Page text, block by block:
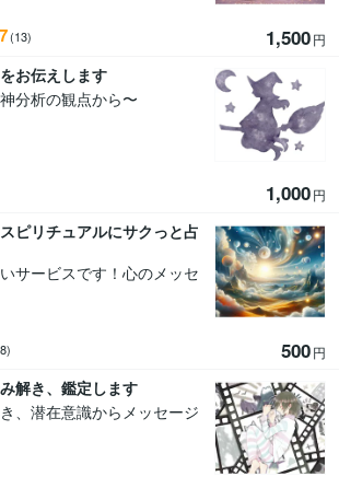
(13) 1,500円
お伝えします
分析の観点から〜
1,000円
ピリチュアルにサクっと占
サービスです！心のメッセ
500円
解き、鑑定します
、潜在意識からメッセージ